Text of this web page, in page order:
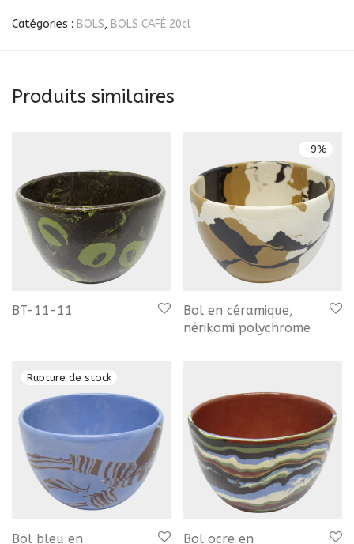
Catégories : BOLS, BOLS CAFÉ 20cl
Produits similaires
BT-11-11
-9%
Bol en céramique,
nérikomi polychrome
Bol bleu en Bol ocre en